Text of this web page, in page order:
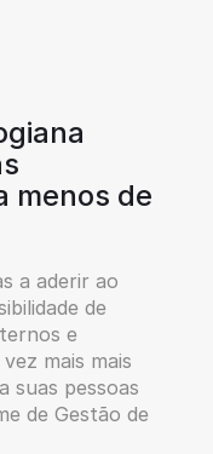
menos de
a aderir ao
de
e
mais mais
suas pessoas
de Gestão de